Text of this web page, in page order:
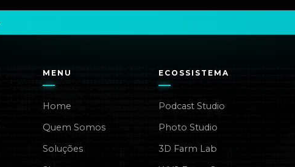
MENU
Home
Quem Somos
Soluções
ECOSSISTEMA
Podcast Studio
Photo Studio
3D Farm Lab